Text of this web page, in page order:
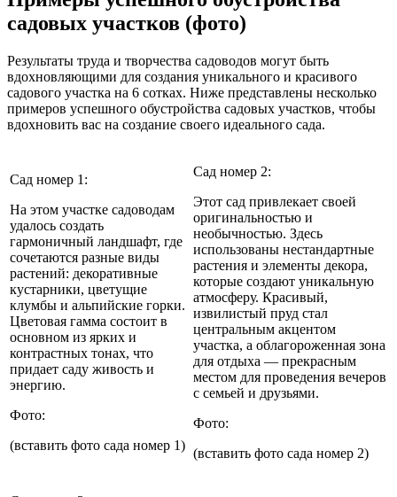
садовых участков (фото)
Результаты труда и творчества садоводов могут быть
вдохновляющими для создания уникального и красивого
садового участка на 6 сотках. Ниже представлены несколько
примеров успешного обустройства садовых участков, чтобы
вдохновить вас на создание своего идеального сада.
Сад номер 1:
На этом участке садоводам
удалось создать
гармоничный ландшафт, где
сочетаются разные виды
растений: декоративные
кустарники, цветущие
клумбы и альпийские горки.
Цветовая гамма состоит в
основном из ярких и
контрастных тонах, что
придает саду живость и
энергию.
Фото:
(вставить фото сада номер 1)
Сад номер 2:
Этот сад привлекает своей
оригинальностью и
необычностью. Здесь
использованы нестандартные
растения и элементы декора,
которые создают уникальную
атмосферу. Красивый,
извилистый пруд стал
центральным акцентом
участка, а облагороженная зона
для отдыха — прекрасным
местом для проведения вечеров
с семьей и друзьями.
Фото:
(вставить фото сада номер 2)